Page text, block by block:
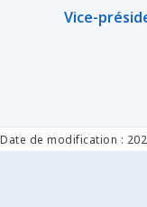
Vice-
Date de modification :